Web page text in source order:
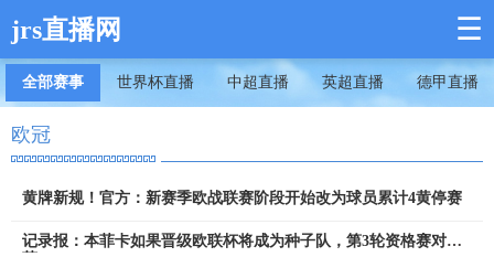
jrs直播网 ☰
全部赛事 世界杯直播 中超直播 英超直播 德甲直播
欧冠
黄牌新规！官方：新赛季欧战联赛阶段开始改为球员累计4黄停赛
记录报：本菲卡如果晋级欧联杯将成为种子队，第3轮资格赛对哈